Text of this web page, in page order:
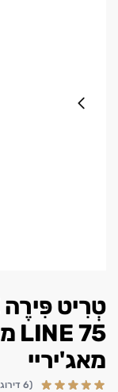
מאג'יריי
(6 דירוגים)